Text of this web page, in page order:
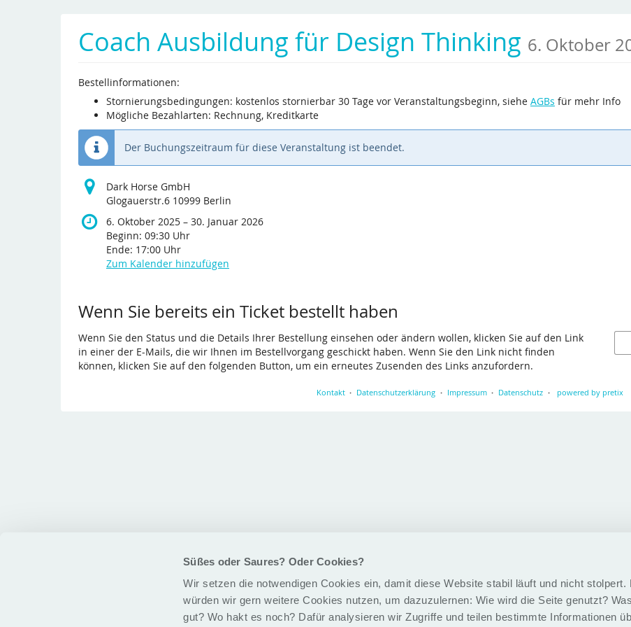
Süßes oder Saures? Oder Cookies?
Wir setzen die notwendigen Cookies ein, damit diese Website stabil läuft und nicht stolpert.
würden wir gern weitere Cookies nutzen, um dazuzulernen: Wie wird die Seite genutzt?
gut? Wo hakt es noch? Dafür analysieren wir Zugriffe und teilen bestimmte Informationen
Coach Ausbildung für Design Thinking 6. Oktober
Bestellinformationen:
Stornierungsbedingungen: kostenlos stornierbar 30 Tage vor Veranstaltungsbeginn, siehe AGBs für mehr Info
Mögliche Bezahlarten: Rechnung, Kreditkarte
Der Buchungszeitraum für diese Veranstaltung ist beendet.
Dark Horse GmbH
Glogauerstr.6 10999 Berlin
6. Oktober 2025 –bis
30. Januar 2026
Beginn: 09:30 Uhr
Ende: 17:00 Uhr
Zum Kalender hinzufügen
Wenn Sie bereits ein Ticket bestellt haben
Wenn Sie den Status und die Details Ihrer Bestellung einsehen oder ändern wollen, klicken Sie auf den Link
in einer der E-Mails, die wir Ihnen im Bestellvorgang geschickt haben. Wenn Sie den Link nicht finden
können, klicken Sie auf den folgenden Button, um ein erneutes Zusenden des Links anzufordern.
Kontakt Datenschutzerklärung Impressum Datenschutz powered by pretix